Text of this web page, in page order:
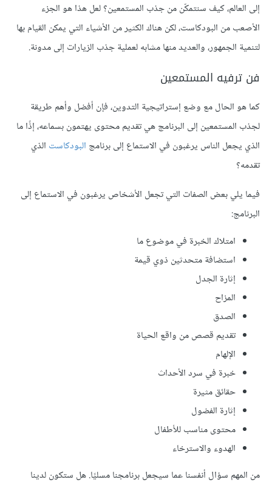
إلى العالم، كيف سنتمكّن من جذب المستمعين؟ لعل هذا هو الجزء
الأصعب من البودكاست، لكن هناك الكثير من الأشياء التي يمكن القيام بها
لتنمية الجمهور، والعديد منها مشابه لعملية جذب الزيارات إلى مدونة.
فن ترفيه المستمعين
كما هو الحال مع وضع إستراتيجية التدوين، فإن أفضل وأهم طريقة
لجذب المستمعين إلى البرنامج هي تقديم محتوى يهتمون بسماعه، إذًا ما
الذي يجعل الناس يرغبون في الاستماع إلى برنامج البودكاست الذي
تقدمه؟
فيما يلي بعض الصفات التي تجعل الأشخاص يرغبون في الاستماع إلى
البرنامج:
امتلاك الخبرة في موضوع ما
استضافة متحدثين ذوي قيمة
إثارة الجدل
المزاح
الصدق
تقديم قصص من واقع الحياة
الإلهام
خبرة في سرد الأحداث
حقائق مثيرة
إثارة الفضول
محتوى مناسب للأطفال
الهدوء والاسترخاء
من المهم سؤال أنفسنا عما سيجعل برنامجنا مسليًا. هل ستكون لدينا